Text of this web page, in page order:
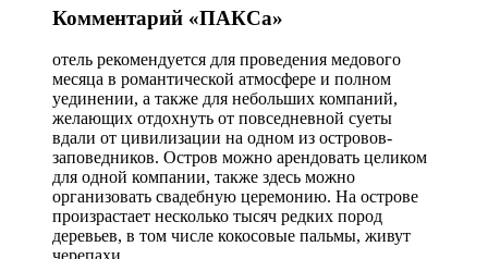
Комментарий «ПАКСа»
отель рекомендуется для проведения медового
месяца в романтической атмосфере и полном
уединении, а также для небольших компаний,
желающих отдохнуть от повседневной суеты
вдали от цивилизации на одном из островов-
заповедников. Остров можно арендовать целиком
для одной компании, также здесь можно
организовать свадебную церемонию. На острове
произрастает несколько тысяч редких пород
деревьев, в том числе кокосовые пальмы, живут